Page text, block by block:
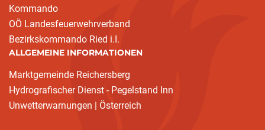
Kommando
OÖ Landesfeuerwehrverband
Bezirkskommando Ried i.I.
ALLGEMEINE INFORMATIONEN
Marktgemeinde Reichersberg
Hydrografischer Dienst - Pegelstand Inn
Unwetterwarnungen | Österreich